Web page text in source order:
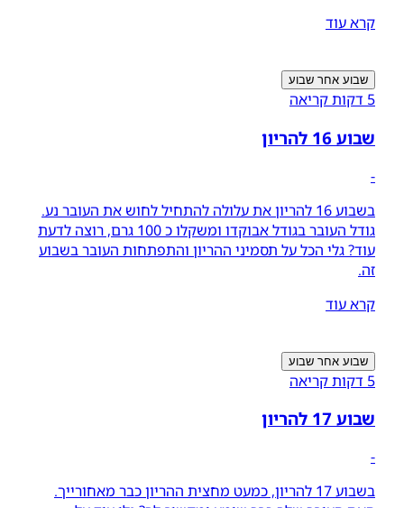
קרא עוד
שבוע אחר שבוע
5 דקות קריאה
שבוע 16 להריון
-
בשבוע 16 להריון את עלולה להתחיל לחוש את העובר נע.
גודל העובר בגודל אבוקדו ומשקלו כ 100 גרם, רוצה לדעת
עוד? גלי הכל על תסמיני ההריון והתפתחות העובר בשבוע
זה.
קרא עוד
שבוע אחר שבוע
5 דקות קריאה
שבוע 17 להריון
-
בשבוע 17 להריון, כמעט מחצית ההריון כבר מאחורייך.